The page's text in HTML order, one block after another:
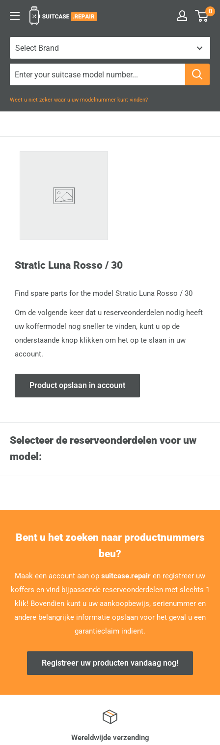
inhoud
Suitcase.Repair 0
Weet u niet zeker waar u uw modelnummer kunt vinden?
Stratic Luna Rosso / 30
Find spare parts for the model Stratic Luna Rosso / 30
Om de volgende keer dat u reserveonderdelen nodig heeft
uw koffermodel nog sneller te vinden, kunt u op de
onderstaande knop klikken om het op te slaan in uw
account.
Product opslaan in account
Selecteer de reserveonderdelen voor uw
model:
Bent u het zoeken naar productnummers
beu?
Maak een account aan op suitcase.repair en registreer uw
koffers en vind bijpassende reserveonderdelen met slechts 1
klik! Bovendien kunt u uw aankoopbewijs, serienummer en
andere belangrijke informatie opslaan voor het geval u een
garantieclaim indient.
Registreer uw producten vandaag nog!
Wereldwijde verzending